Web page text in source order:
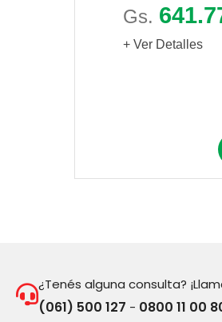
Gs.
+ Ver Detalles
¿Tenés alguna consulta?
(061) 500 127 - 0800 11 00